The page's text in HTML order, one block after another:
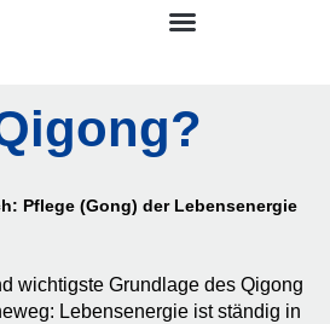
Pflege (Gong) der Lebensenergie
wichtigste Grundlage des Qigong
Lebensenergie ist ständig in